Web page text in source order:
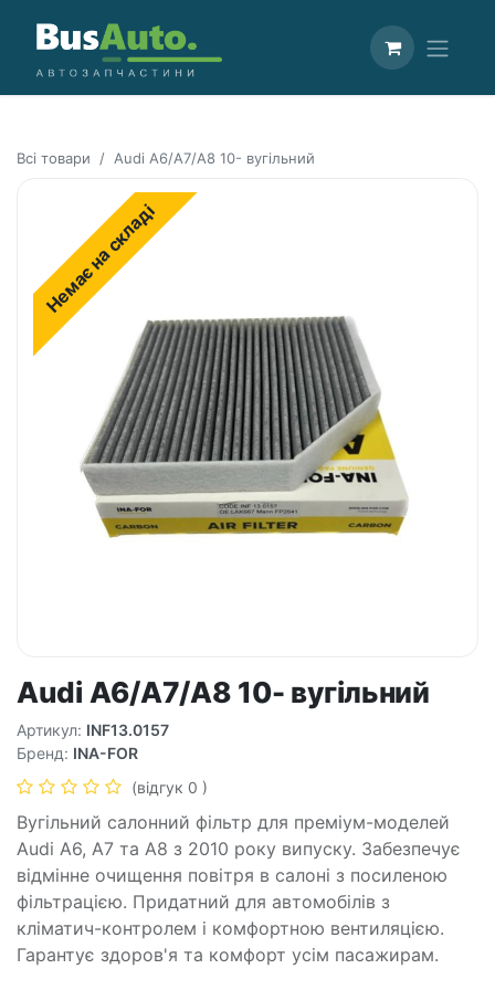
Всі товари Audi A6/A7/A8 10- вугільний
Немає на складі
Audi A6/A7/A8 10- вугільний
Артикул: INF13.0157
Бренд: INA-FOR
(відгук 0 )
Вугільний салонний фільтр для преміум-моделей
Audi A6, A7 та A8 з 2010 року випуску. Забезпечує
відмінне очищення повітря в салоні з посиленою
фільтрацією. Придатний для автомобілів з
кліматич-контролем і комфортною вентиляцією.
Гарантує здоров'я та комфорт усім пасажирам.